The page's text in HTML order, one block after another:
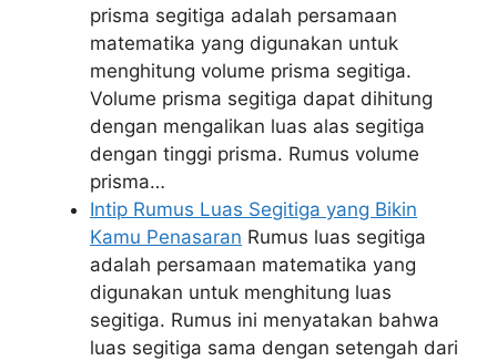
prisma segitiga adalah persamaan
matematika yang digunakan untuk
menghitung volume prisma segitiga.
Volume prisma segitiga dapat dihitung
dengan mengalikan luas alas segitiga
dengan tinggi prisma. Rumus volume
prisma…
Intip Rumus Luas Segitiga yang Bikin
Kamu Penasaran Rumus luas segitiga
adalah persamaan matematika yang
digunakan untuk menghitung luas
segitiga. Rumus ini menyatakan bahwa
luas segitiga sama dengan setengah dari